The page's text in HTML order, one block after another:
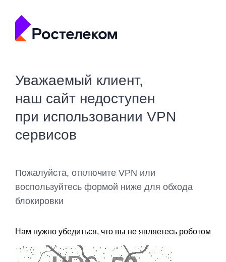
Уважаемый клиент,
наш сайт недоступен
при использовании VPN
сервисов
Пожалуйста, отключите VPN или
воспользуйтесь формой ниже для обхода
блокировки
Нам нужно убедиться, что вы не являетесь роботом